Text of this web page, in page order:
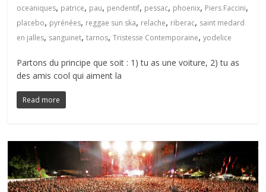
oceaniques, patrice, pau, pendentif, pessac, phoenix, Piers Faccini,
placebo, pyrénées, reggae sun ska, relache, riberac, saint medard
en jalles, sanguinet,tarnos,Tristesse Contemporaine,yodelice
Partons du principe que soit : 1) tu as une voiture, 2) tu as
des amis cool qui aiment la
Read more